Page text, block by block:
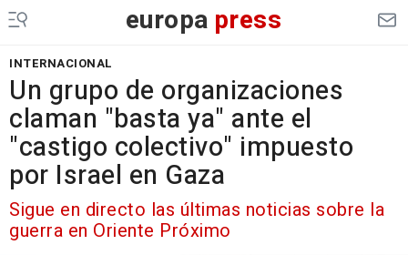
europa press
INTERNACIONAL
Un grupo de organizaciones
claman "basta ya" ante el
"castigo colectivo" impuesto
por Israel en Gaza
Sigue en directo las últimas noticias sobre la
guerra en Oriente Próximo